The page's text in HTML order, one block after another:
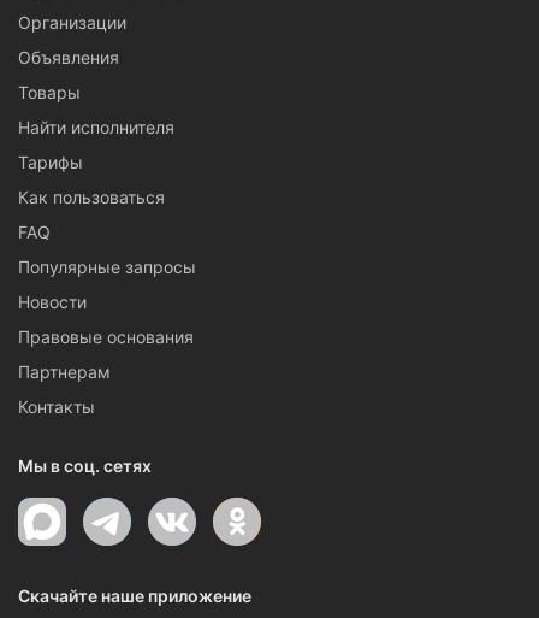
Организации
Объявления
Товары
Найти исполнителя
Тарифы
Как пользоваться
FAQ
Популярные запросы
Новости
Правовые основания
Партнерам
Контакты
Мы в соц. сетях
Скачайте наше приложение